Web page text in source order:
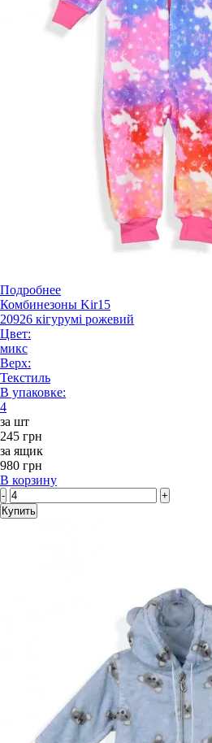
Подробнее
Комбинезоны Kir15
20926 кігурумі рожевий
Цвет:
микс
Верх:
Текстиль
В упаковке:
4
за шт
245 грн
за ящик
980 грн
В корзину
-
+
Купить